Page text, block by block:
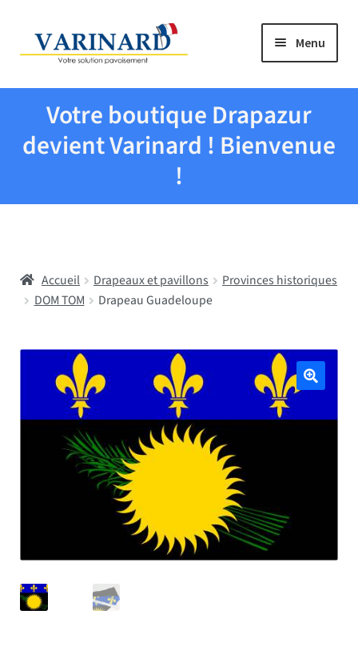
Aller à la navigation
Aller au contenu Menu
Tous les produits
Drapeaux et pavillons
Écoles
Mâts
Votre boutique Drapazur
devient Varinard ! Bienvenue
!
Accueil Drapeaux et pavillons
Provinces historiques
DOM TOM
Drapeau Guadeloupe